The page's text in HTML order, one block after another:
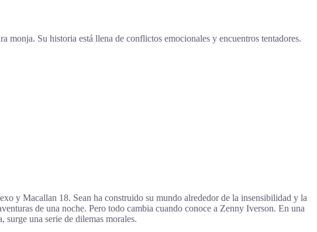
Su historia está llena de conflictos emocionales y encuentros tentadores.
y Macallan 18. Sean ha construido su mundo alrededor de la insensibilidad y la
de una noche. Pero todo cambia cuando conoce a Zenny Iverson. En una
surge una serie de dilemas morales.